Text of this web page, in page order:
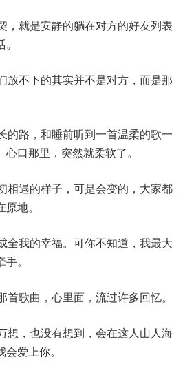
，就是安静的躺在对方的好友列表
放不下的其实并不是对方，而是那
的路，和睡前听到一首温柔的歌一
口那里，突然就柔软了。
相遇的样子，可是会变的，大家都
地。
全我的幸福。可你不知道，我最大
。
歌曲，心里面，流过许多回忆。
想，也没有想到，会在这人山人海
爱上你。